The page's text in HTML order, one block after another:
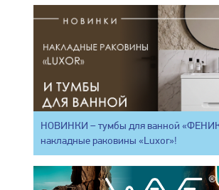
НОВИНКИ – тумбы для ванной
накладные раковины «Luxor»!